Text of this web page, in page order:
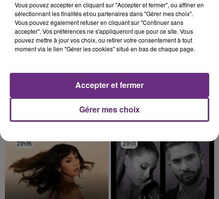
21h22
21h22
Passenger
21h19
21h19
Houdini
21h16
21h16 21h11
21h11
Vous pouvez accepter en cliquant sur "Accepter et fermer", ou affiner en
sélectionnant les finalités et/ou partenaires dans "Gérer mes choix".
Vous pouvez également refuser en cliquant sur "Continuer sans
accepter". Vos préférences ne s'appliqueront que pour ce site. Vous
pouvez mettre à jour vos choix, ou retirer votre consentement à tout
moment via le lien "Gérer les cookies" situé en bas de chaque page.
Gérer mes choix
Accepter et fermer